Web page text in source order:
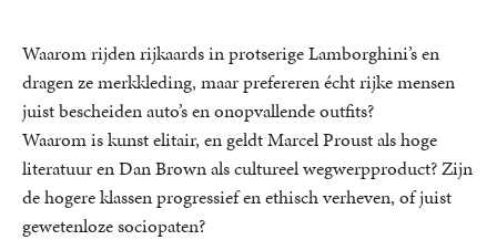
Waarom rijden rijkaards in protserige Lamborghini’s en
dragen ze merkkleding, maar prefereren écht rijke mensen
juist bescheiden auto’s en onopvallende outfits?
Waarom is kunst elitair, en geldt Marcel Proust als hoge
literatuur en Dan Brown als cultureel wegwerpproduct? Zijn
de hogere klassen progressief en ethisch verheven, of juist
gewetenloze sociopaten?